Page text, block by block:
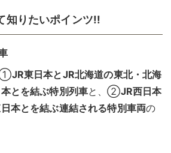
知りたいポインツ!!︎
①JR東日本とJR北海道の東北・北海
とを結ぶ特別列車と、②JR西日本
本とを結ぶ連結される特別車両の